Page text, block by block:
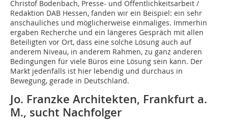
Christof Bodenbach, Presse- und Öffentlichkeitsarbeit /
Redaktion DAB Hessen, fanden wir ein Beispiel: ein sehr
anschauliches und möglicherweise einmaliges. Immerhin
ergaben Recherche und ein längeres Gespräch mit allen
Beteiligten vor Ort, dass eine solche Lösung auch auf
anderem Niveau, in anderem Rahmen, zu ganz anderen
Bedingungen für viele Büros eine Lösung sein kann. Der
Markt jedenfalls ist hier lebendig und durchaus in
Bewegung, gerade in Deutschland.
Jo. Franzke Architekten, Frankfurt a.
M., sucht Nachfolger